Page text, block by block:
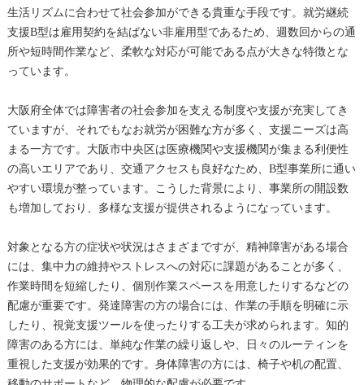
生活リズムに合わせて社会参加ができる貴重な手段です。就労継続
支援B型は雇用契約を結ばない非雇用型であるため、週数回からの通
所や短時間作業など、柔軟な対応が可能である点が大きな特徴とな
っています。
大阪府全体では障害者の社会参加を支える制度や支援が充実してき
ていますが、それでもなお就労が困難な方が多く、支援ニーズは高
まる一方です。大阪市中央区は医療機関や支援機関が集まる利便性
の高いエリアであり、交通アクセスも良好なため、B型事業所に通い
やすい環境が整っています。こうした背景により、事業所の開設数
も増加しており、多様な支援が提供されるようになっています。
対象となる方の症状や状況はさまざまですが、精神障害がある場合
には、集中力の維持やストレスへの対応に課題があることが多く、
作業時間を短縮したり、個別作業スペースを用意したりするなどの
配慮が重要です。発達障害の方の場合には、作業の手順を明確に示
したり、視覚支援ツールを使ったりする工夫が求められます。知的
障害のある方には、単純な作業の繰り返しや、日々のルーティンを
重視した支援が効果的です。身体障害の方には、椅子や机の配置、